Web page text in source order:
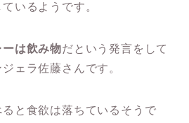
いるようです。
ーは飲み物だという発言をして
ェラ佐藤さんです。
と食欲は落ちているそうで